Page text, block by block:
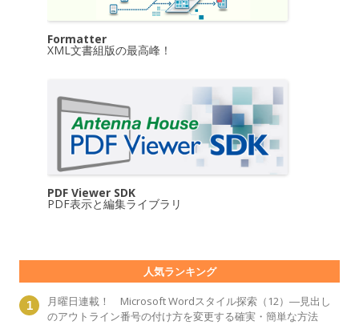
Formatter
XML文書組版の最高峰！
PDF Viewer SDK
PDF表示と編集ライブラリ
人気ランキング
月曜日連載！ Microsoft Wordスタイル探索（12）―見出し
のアウトライン番号の付け方を変更する確実・簡単な方法